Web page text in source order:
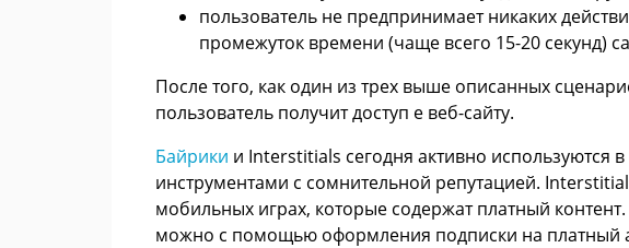
пользователь не предпринимает никаких
промежуток времени (чаще всего 15-20 секунд)
После того, как один из трех выше описанных
пользователь получит доступ е веб-сайту.
Байрики и Interstitials сегодня активно используются
инструментами с сомнительной репутацией.
мобильных играх, которые содержат платный
можно с помощью оформления подписки на платный